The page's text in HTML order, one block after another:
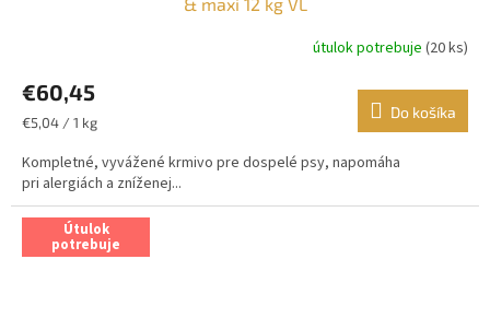
útulok potrebuje (20 ks)
€60,45
Jednotková
€5,04 / 1 kg
Do košíka
Kompletné, vyvážené krmivo pre dospelé psy, napomáha
pri alergiách a zníženej...
Útulok
potrebuje